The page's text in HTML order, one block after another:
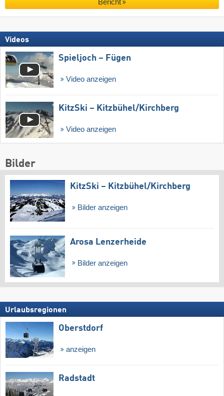
Videos
Spieljoch – Fügen
Video anzeigen
KitzSki – Kitzbühel/​Kirchberg
Video anzeigen
Bilder
KitzSki – Kitzbühel/​Kirchberg
Bilder anzeigen
Arosa Lenzerheide
Bilder anzeigen
Urlaubsregionen
Oberstdorf
anzeigen
Radstadt